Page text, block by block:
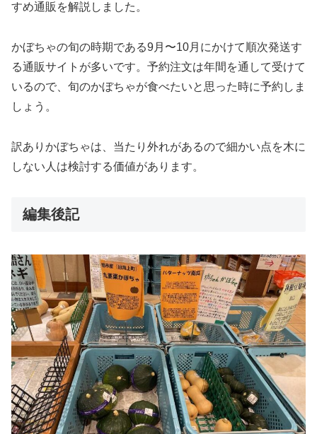
すめ通販を解説しました。
かぼちゃの旬の時期である9月〜10月にかけて順次発送す
る通販サイトが多いです。予約注文は年間を通して受けて
いるので、旬のかぼちゃが食べたいと思った時に予約しま
しょう。
訳ありかぼちゃは、当たり外れがあるので細かい点を木に
しない人は検討する価値があります。
編集後記